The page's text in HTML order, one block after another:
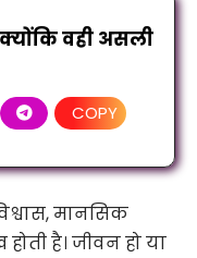
वही असली
COPY
मानसिक
है। जीवन हो या